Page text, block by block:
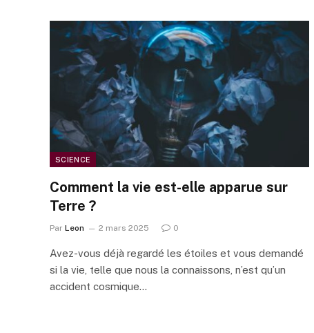
SCIENCE
Comment la vie est-elle apparue sur
Terre ?
Par Leon 2 mars 2025 0
Avez-vous déjà regardé les étoiles et vous demandé
si la vie, telle que nous la connaissons, n’est qu’un
accident cosmique…